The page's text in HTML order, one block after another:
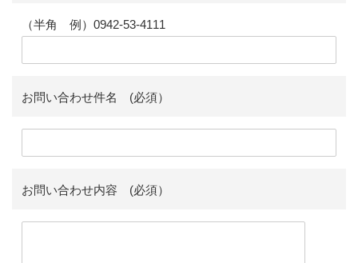
（半角 例）0942-53-4111
お問い合わせ件名 (必須）
お問い合わせ内容 (必須）